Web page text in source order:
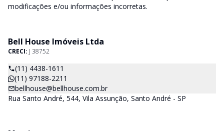
modificações e/ou informações incorretas.
Bell House Imóveis Ltda
CRECI: J 38752
(11) 4438-1611
(11) 97188-2211
bellhouse@bellhouse.com.br
Rua Santo André, 544, Vila Assunção, Santo André - SP